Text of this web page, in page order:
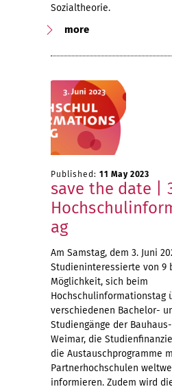
Sozialtheorie.
more
Published: 11 May 2023
save the date |
ag
Am Samstag, dem 3. Juni
Studieninteressierte von 9
Möglichkeit, sich beim
Hochschulinformationstag
verschiedenen Bachelor-
Studiengänge der
Weimar, die
die Austauschprogramme
Partnerhochschulen
informieren. Zudem wird